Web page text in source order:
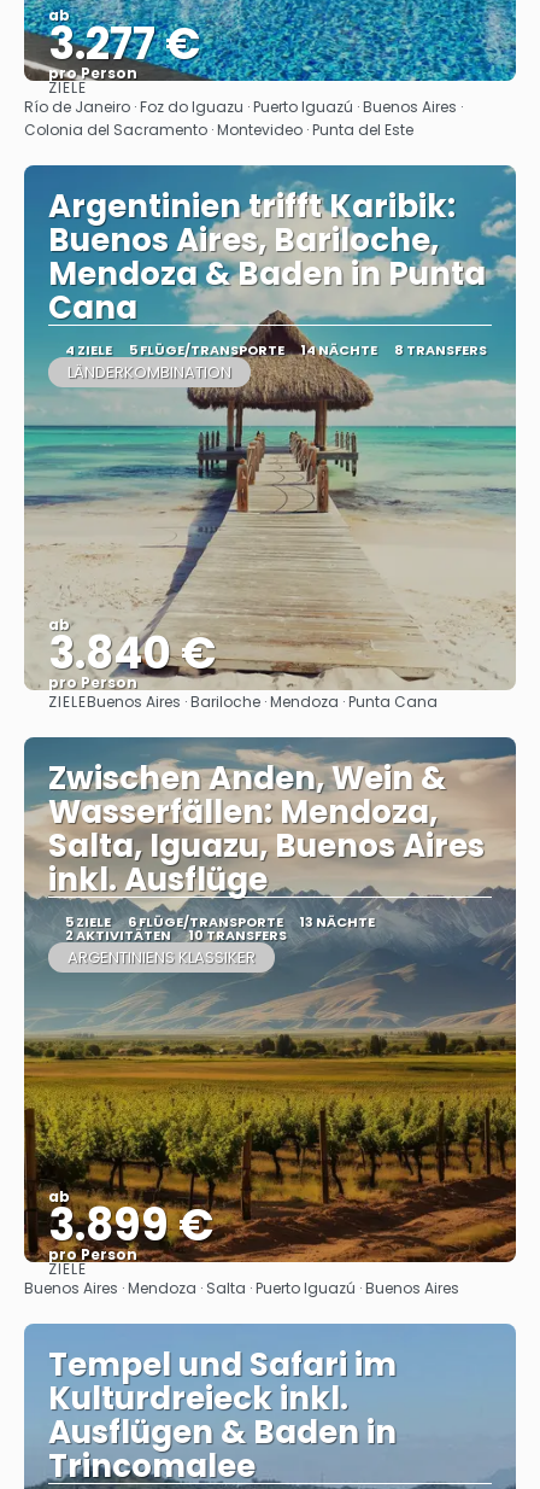
ab
3.277 €
pro Person
Sehen
ZIELE
Río de Janeiro · Foz do Iguazu · Puerto Iguazú · Buenos Aires ·
Colonia del Sacramento · Montevideo · Punta del Este
Argentinien trifft Karibik:
Buenos Aires, Bariloche,
Mendoza & Baden in Punta
Cana
4 ZIELE 5 FLÜGE/TRANSPORTE 14 NÄCHTE 8 TRANSFERS
LÄNDERKOMBINATION
ab
3.840 €
pro Person
Sehen
ZIELEBuenos Aires · Bariloche · Mendoza · Punta Cana
Zwischen Anden, Wein &
Wasserfällen: Mendoza,
Salta, Iguazu, Buenos Aires
inkl. Ausflüge
5 ZIELE 6 FLÜGE/TRANSPORTE 13 NÄCHTE
2 AKTIVITÄTEN 10 TRANSFERS
ARGENTINIENS KLASSIKER
ab
3.899 €
pro Person
Sehen
ZIELE
Buenos Aires · Mendoza · Salta · Puerto Iguazú · Buenos Aires
Tempel und Safari im
Kulturdreieck inkl.
Ausflügen & Baden in
Trincomalee